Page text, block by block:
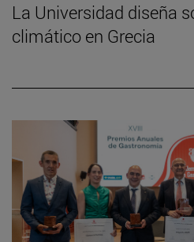
La Universidad diseña
climático en Grecia